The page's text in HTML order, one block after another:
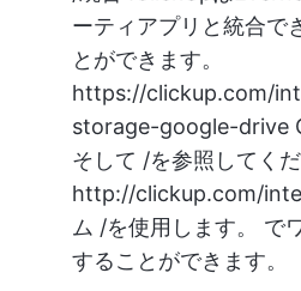
ーティアプリと統合で
とができます。
https://clickup.com/
storage-google-drive
そして /を参照してくだ
http://clickup.com/
ム /を使用します。 で
することができます。